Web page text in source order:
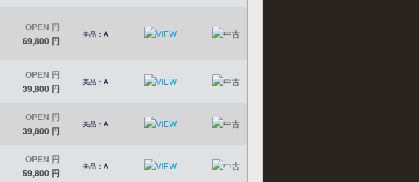
OPEN 円
69,800 円
美品：A
OPEN 円
39,800 円
美品：A
OPEN 円
39,800 円
美品：A
OPEN 円
59,800 円
美品：A